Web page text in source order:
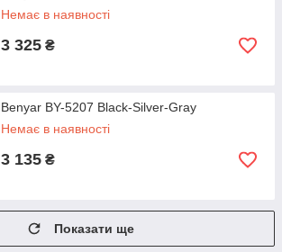
Немає в наявності
3 325 ₴
Benyar BY-5207 Black-Silver-Gray
Немає в наявності
3 135 ₴
Показати ще